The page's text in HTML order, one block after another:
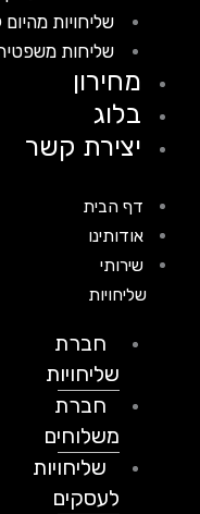
שליחויות מהיום להיום
שליחות משפטית
מחירון
בלוג
יצירת קשר
דף הבית
אודותינו
שירותי
שליחויות
חברת
שליחויות
חברת
משלוחים
שליחויות
לעסקים